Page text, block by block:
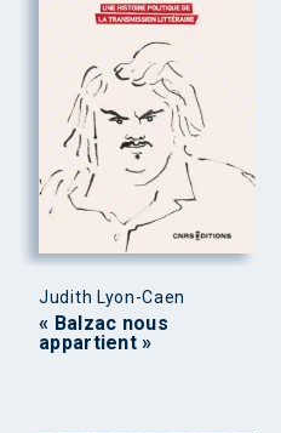
Judith Lyon-Caen
« Balzac nous
appartient »